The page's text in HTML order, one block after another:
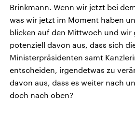
Brinkmann. Wenn wir jetzt bei
was wir jetzt im Moment haben
blicken auf den Mittwoch und wir
potenziell davon aus, dass sich
Ministerpräsidenten samt
entscheiden, irgendetwas zu
davon aus, dass es weiter nach
doch nach oben?